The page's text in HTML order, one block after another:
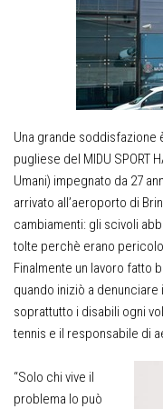
Una grande soddisfazione
pugliese del MIDU SPORT
Umani) impegnato da 27
arrivato all’aeroporto di
cambiamenti: gli scivoli
tolte perchè erano
Finalmente un lavoro fatto
quando iniziò a
soprattutto i disabili ogni
tennis e il responsabile di
“Solo chi vive il
problema lo può